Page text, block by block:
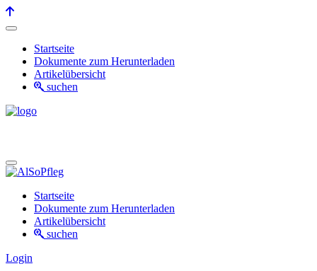
Startseite
Dokumente zum Herunterladen
Artikelübersicht
suchen
Startseite
Dokumente zum Herunterladen
Artikelübersicht
suchen
Login